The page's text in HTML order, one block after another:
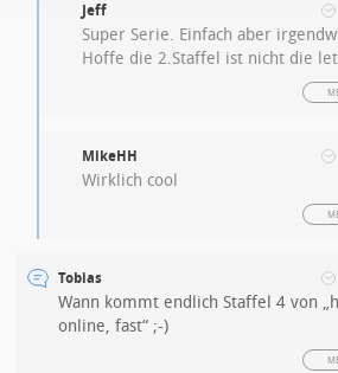
Jeff
Super Serie. Einfach aber
Hoffe die 2.Staffel ist nicht die
MikeHH
Wirklich cool
Tobias
Wann kommt endlich Staffel 4 von
online, fast“ ;-)